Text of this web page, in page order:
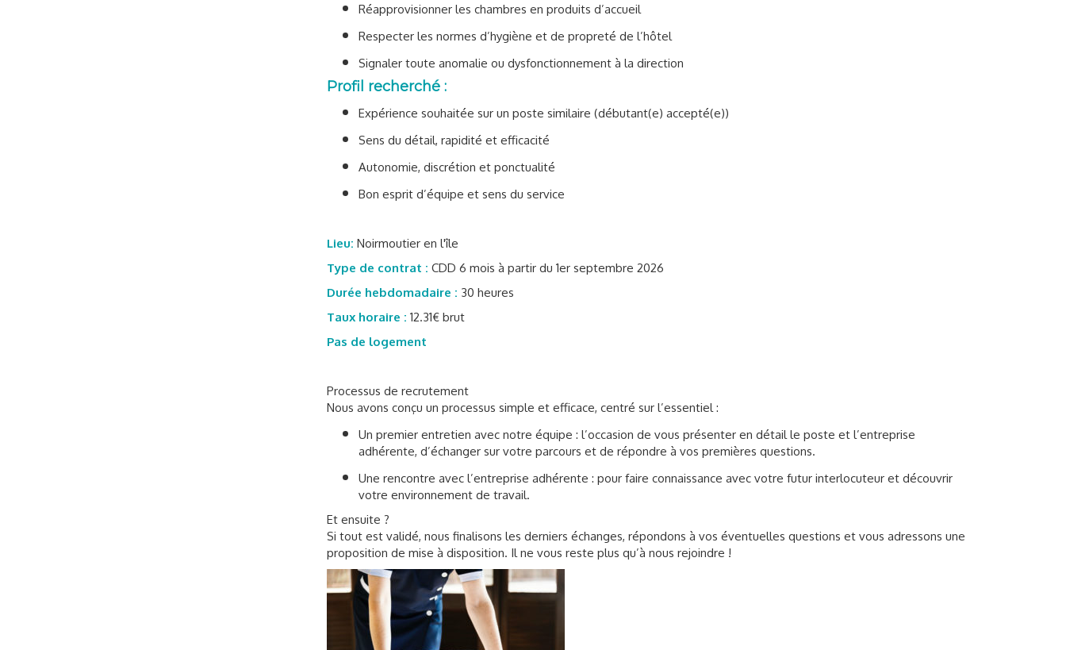
Réapprovisionner les chambres en produits d’accueil
Respecter les normes d’hygiène et de propreté de l’hôtel
Signaler toute anomalie ou dysfonctionnement à la direction
Profil recherché :
Expérience souhaitée sur un poste similaire (débutant(e) accepté(e))
Sens du détail, rapidité et efficacité
Autonomie, discrétion et ponctualité
Bon esprit d’équipe et sens du service
Lieu: Noirmoutier en l'île
Type de contrat : CDD 6 mois à partir du 1er septembre 2026
Durée hebdomadaire : 30 heures
Taux horaire : 12.31€ brut
Pas de logement
Processus de recrutement
Nous avons conçu un processus simple et efficace, centré sur l’essentiel :
Un premier entretien avec notre équipe : l’occasion de vous présenter en détail le poste et l’entreprise
adhérente, d’échanger sur votre parcours et de répondre à vos premières questions.
Une rencontre avec l’entreprise adhérente : pour faire connaissance avec votre futur interlocuteur et découvrir
votre environnement de travail.
Et ensuite ?
Si tout est validé, nous finalisons les derniers échanges, répondons à vos éventuelles questions et vous adressons une
proposition de mise à disposition. Il ne vous reste plus qu’à nous rejoindre !